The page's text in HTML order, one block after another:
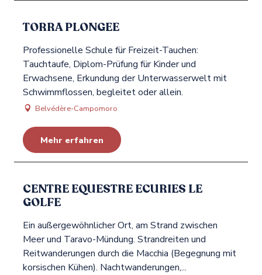
TORRA PLONGEE
Professionelle Schule für Freizeit-Tauchen:
Tauchtaufe, Diplom-Prüfung für Kinder und
Erwachsene, Erkundung der Unterwasserwelt mit
Schwimmflossen, begleitet oder allein.
Belvédère-Campomoro
Mehr erfahren
CENTRE EQUESTRE ECURIES LE
GOLFE
Ein außergewöhnlicher Ort, am Strand zwischen
Meer und Taravo-Mündung. Strandreiten und
Reitwanderungen durch die Macchia (Begegnung mit
korsischen Kühen). Nachtwanderungen,...